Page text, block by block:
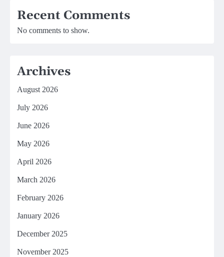
Recent Comments
No comments to show.
Archives
August 2026
July 2026
June 2026
May 2026
April 2026
March 2026
February 2026
January 2026
December 2025
November 2025